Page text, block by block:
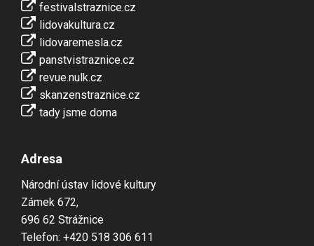
festivalstraznice.cz
lidovakultura.cz
lidovaremesla.cz
panstvistraznice.cz
revue.nulk.cz
skanzenstraznice.cz
tady jsme doma
Adresa
Národní ústav lidové kultury
Zámek 672,
696 62 Strážnice
Telefon: +420 518 306 611